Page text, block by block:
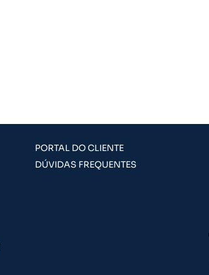
PORTAL DO CLIENTE
DÚVIDAS FREQUENTES